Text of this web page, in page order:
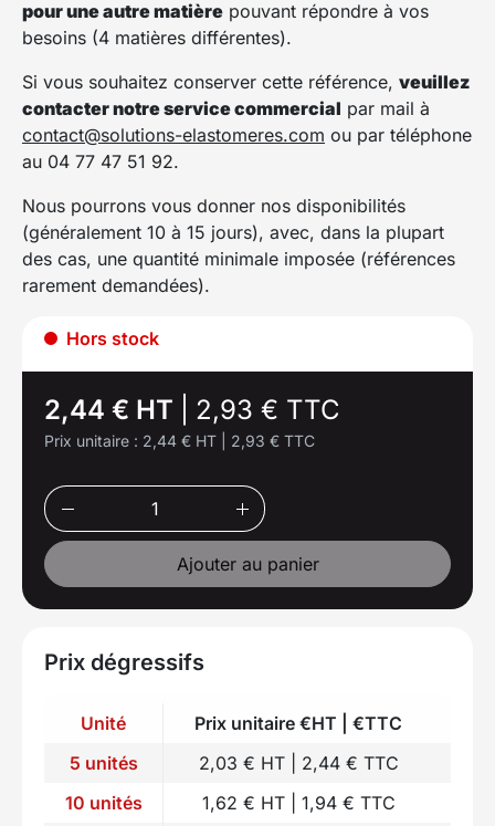
pour une autre matière pouvant répondre à vos
besoins (4 matières différentes).
Si vous souhaitez conserver cette référence, veuillez
contacter notre service commercial par mail à
contact@solutions-elastomeres.com ou par téléphone
au 04 77 47 51 92.
Nous pourrons vous donner nos disponibilités
(généralement 10 à 15 jours), avec, dans la plupart
des cas, une quantité minimale imposée (références
rarement demandées).
Hors stock
2,44 € HT 2,93 € TTC
Prix unitaire : 2,44 € HT 2,93 € TTC
Ajouter au panier
Prix dégressifs
Unité
Prix unitaire €HT | €TTC
5 unités
2,03 € HT | 2,44 € TTC
10 unités
1,62 € HT | 1,94 € TTC